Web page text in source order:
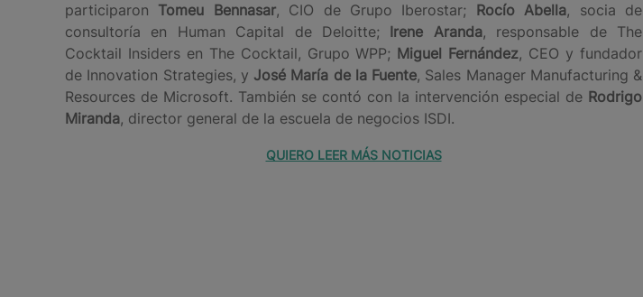
participaron Tomeu Bennasar, CIO de Grupo Iberostar; Rocío Abella, socia de
consultoría en Human Capital de Deloitte; Irene Aranda, responsable de The
Cocktail Insiders en The Cocktail, Grupo WPP; Miguel Fernández, CEO y fundador
de Innovation Strategies, y José María de la Fuente, Sales Manager Manufacturing &
Resources de Microsoft. También se contó con la intervención especial de Rodrigo
Miranda, director general de la escuela de negocios ISDI.
QUIERO LEER MÁS NOTICIAS